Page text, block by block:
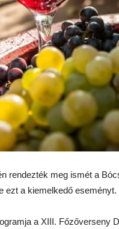
rendezték meg ismét a
ezt a kiemelkedő eseményt.
a XIII. Főzőverseny